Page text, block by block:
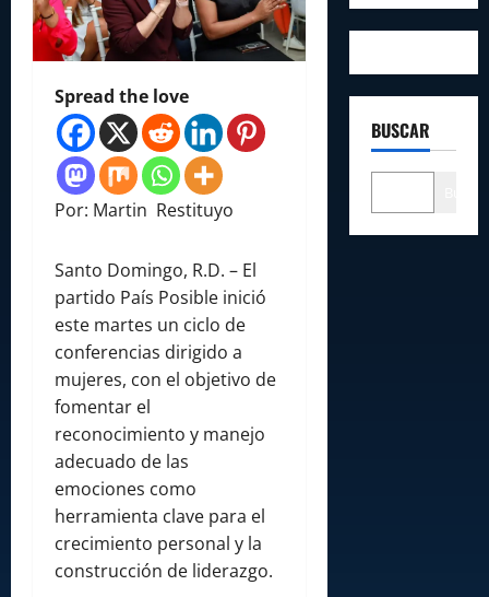
Spread the love
Por: Martin Restituyo
Santo Domingo, R.D. – El
partido País Posible inició
este martes un ciclo de
conferencias dirigido a
mujeres, con el objetivo de
fomentar el
reconocimiento y manejo
adecuado de las
emociones como
herramienta clave para el
crecimiento personal y la
construcción de liderazgo.
BUSCAR